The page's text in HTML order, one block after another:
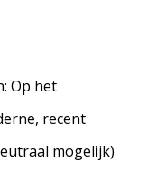
Op het
recent
mogelijk)